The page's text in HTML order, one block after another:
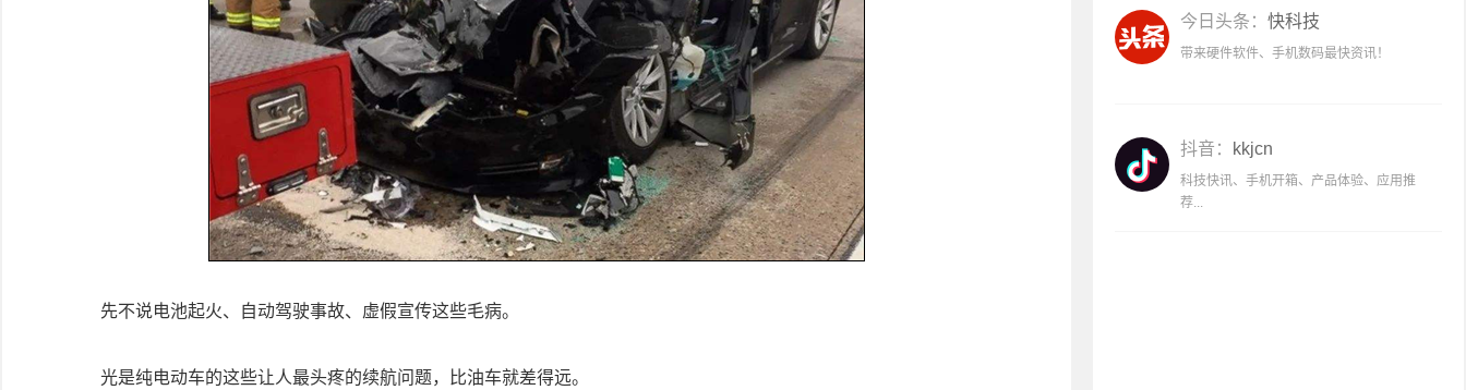
先不说电池起火、自动驾驶事故、虚假宣传这些毛病。
光是纯电动车的这些让人最头疼的续航问题，比油车就差得远。
今日头条： 快科技
带来硬件软件、手机数码最快资讯！
抖音： kkjcn
科技快讯、手机开箱、产品体验、应用推
荐...